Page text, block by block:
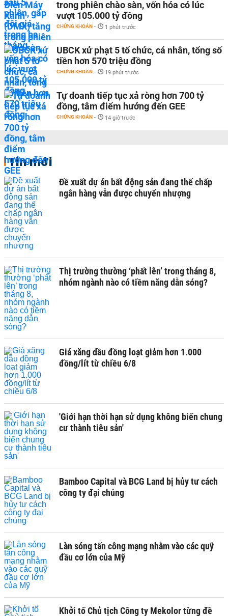
trong phiên chào sàn, vốn hóa có lúc
vượt 105.000 tỷ đồng
CHỨNG KHOÁN - 1 phút trước
UBCK xử phạt 5 tổ chức, cá nhân, tổng số
tiền hơn 570 triệu đồng
CHỨNG KHOÁN - 19 phút trước
Tự doanh tiếp tục xả ròng hơn 700 tỷ
đồng, tâm điểm hướng đến GEE
CHỨNG KHOÁN - 14 giờ trước
Tin mới
Đề xuất dự án bất động sản đang thế chấp
ngân hàng vẫn được chuyển nhượng
Thị trường thường ‘phất lên’ trong tháng 8,
nhóm ngành nào có tiềm năng dẫn sóng?
Giá xăng dầu đồng loạt giảm hơn 1.000
đồng/lít từ chiều 6/8
'Giới hạn thời hạn sử dụng không biến chung
cư thành tiêu sản'
Bamboo Capital và BCG Land bị hủy tư cách
công ty đại chúng
Làn sóng tấn công mạng nhằm vào các quỹ
đầu cơ lớn của Mỹ
Khởi tố Chủ tịch Công ty Mekolor từng đề